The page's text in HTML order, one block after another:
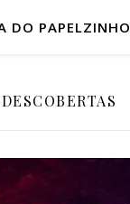
DO PAPELZINHO